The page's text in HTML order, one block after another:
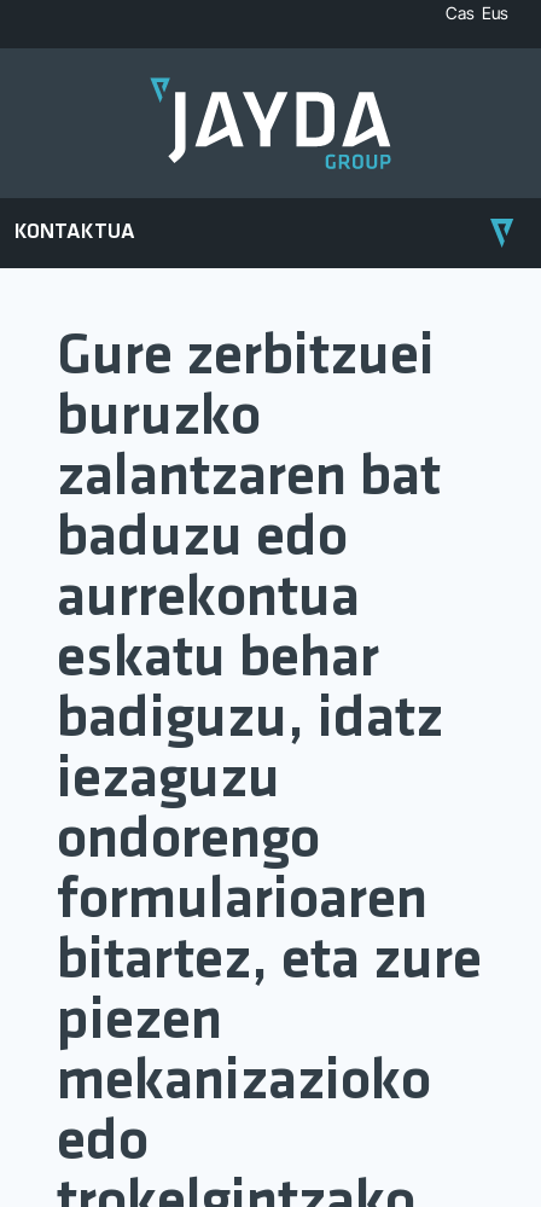
Cas Eus
KONTAKTUA
Gure zerbitzuei
buruzko
zalantzaren bat
baduzu edo
aurrekontua
eskatu behar
badiguzu, idatz
iezaguzu
ondorengo
formularioaren
bitartez, eta zure
piezen
mekanizazioko
edo